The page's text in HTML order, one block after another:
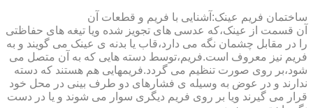
ساختمان فریم عینک:آشنایی با فریم و قطعات آن
آن قسمت از عینک،که عدسی های تجویز شده ویا تیغه های حفاظتی
را در مقابل چشمان نگه می دارد،قاب یا بدنه ی عینک می گویند و به
فریم نیز معروف است.فریم،توسط دسته هایی که به آن متصل می
شود،بر روی صورت تنظیم می گردد.فریمهایی هم هستند که دسته
ندارند و در عوض به وسیله ی فشارهای دو طرف بینی در محل خود
قرار می گیرند ویا بر روی فریم دیگری سوار می شوند و یا در دست